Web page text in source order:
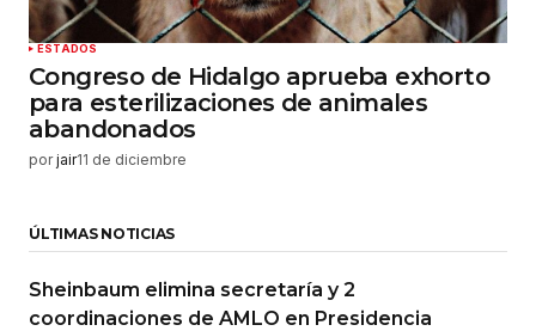
ESTADOS
Congreso de Hidalgo aprueba exhorto
para esterilizaciones de animales
abandonados
por jair11 de diciembre
ÚLTIMAS NOTICIAS
Sheinbaum elimina secretaría y 2
coordinaciones de AMLO en Presidencia